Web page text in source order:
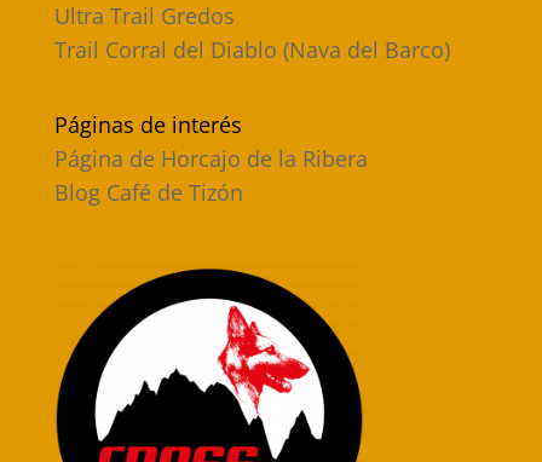
Ultra Trail Gredos
Trail Corral del Diablo (Nava del Barco)
Páginas de interés
Página de Horcajo de la Ribera
Blog Café de Tizón